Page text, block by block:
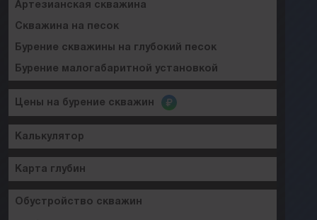
Артезианская скважина
Скважина на песок
Бурение скважины на глубокий песок
Бурение малогабаритной установкой
Цены на бурение скважин
Калькулятор
Карта глубин
Обустройство скважин